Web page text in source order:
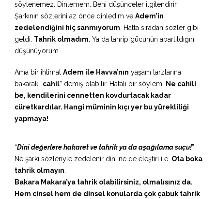
söylenemez. Dinlemem. Beni düşünceler ilgilendirir.
Şarkının sözlerini az önce dinledim ve Adem’in
zedelendiğini hiç sanmıyorum . Hatta sıradan sözler gibi
geldi. Tahrik olmadım . Ya da tahrip gücünün abartıldığını
düşünüyorum.
Ama bir ihtimal Adem ile Havva’nın yaşam tarzlarına
bakarak “cahil” demiş olabilir. Hatalı bir söylem.
Ne cahili
be, kendilerini cennetten kovdurtacak kadar
cüretkardılar. Hangi müminin kıçı yer bu yürekliliği
yapmaya!
“Dini değerlere hakaret ve tahrik ya da aşağılama suçu!”
Ne şarkı sözleriyle zedelenir din, ne de eleştiri ile. Ota boka
tahrik olmayın
Bakara Makara’ya tahrik olabilirsiniz, olmalısınız da.
Hem cinsel hem de dinsel konularda çok çabuk tahrik